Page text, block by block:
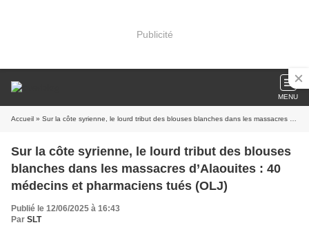
Publicité
MENU
Accueil » Sur la côte syrienne, le lourd tribut des blouses blanches dans les massacres d’Alaouites : 40 médecins et pharmaciens tués (OLJ)
Sur la côte syrienne, le lourd tribut des blouses
blanches dans les massacres d’Alaouites : 40
médecins et pharmaciens tués (OLJ)
Publié le 12/06/2025 à 16:43
Par SLT